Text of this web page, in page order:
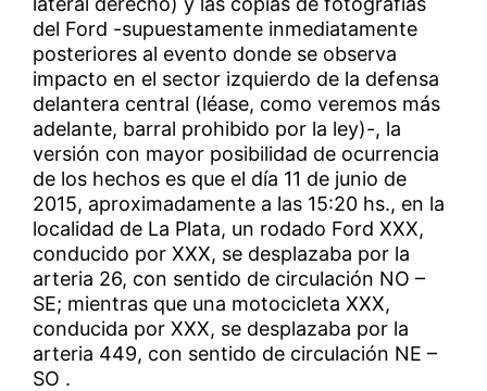
del Ford -supuestamente inmediatamente
posteriores al evento donde se observa
impacto en el sector izquierdo de la defensa
delantera central (léase, como veremos más
adelante, barral prohibido por la ley)-, la
versión con mayor posibilidad de ocurrencia
de los hechos es que el día 11 de junio de
2015, aproximadamente a las 15:20 hs., en la
localidad de La Plata, un rodado Ford XXX,
conducido por XXX, se desplazaba por la
arteria 26, con sentido de circulación NO –
SE; mientras que una motocicleta XXX,
conducida por XXX, se desplazaba por la
arteria 449, con sentido de circulación NE –
SO .